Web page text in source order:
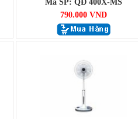
Mã SP: QĐ 400X-MS
790.000 VND